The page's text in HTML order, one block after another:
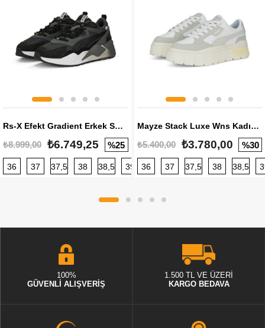
Rs-X Efekt Gradient Erkek Sneaker
₺8.999,00 ₺6.749,25 %25
36 37 37,5 38 38,5 39 40 40,5 41 42 42,5
Mayze Stack Luxe Wns Kadın Sneaker
₺5.400,00 ₺3.780,00 %30
36 37 37,5 38 38,5
100%
GÜVENLİ ALIŞVERİŞ
1.500 TL VE ÜZERİ
KARGO BEDAVA